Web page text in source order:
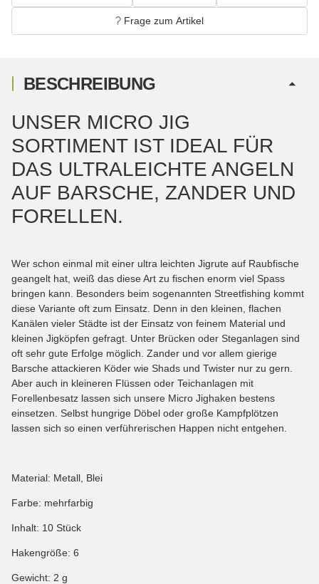
Frage zum Artikel
BESCHREIBUNG
UNSER MICRO JIG
SORTIMENT IST IDEAL FÜR
DAS ULTRALEICHTE ANGELN
AUF BARSCHE, ZANDER UND
FORELLEN.
Wer schon einmal mit einer ultra leichten Jigrute auf Raubfische
geangelt hat, weiß das diese Art zu fischen enorm viel Spass
bringen kann. Besonders beim sogenannten Streetfishing kommt
diese Variante oft zum Einsatz. Denn in den kleinen, flachen
Kanälen vieler Städte ist der Einsatz von feinem Material und
kleinen Jigköpfen gefragt. Unter Brücken oder Steganlagen sind
oft sehr gute Erfolge möglich. Zander und vor allem gierige
Barsche attackieren Köder wie Shads und Twister nur zu gern.
Aber auch in kleineren Flüssen oder Teichanlagen mit
Forellenbesatz lassen sich unsere Micro Jighaken bestens
einsetzen. Selbst hungrige Döbel oder große Kampfplötzen
lassen sich so einen verführerischen Happen nicht entgehen.
Material: Metall, Blei
Farbe: mehrfarbig
Inhalt: 10 Stück
Hakengröße: 6
Gewicht: 2 g